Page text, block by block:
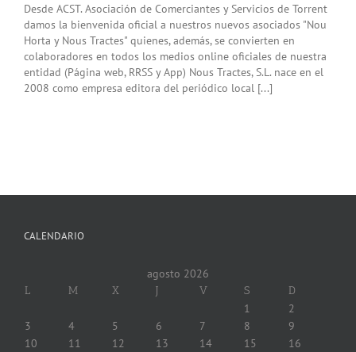
Desde ACST. Asociación de Comerciantes y Servicios de Torrent
damos la bienvenida oficial a nuestros nuevos asociados "Nou
Horta y Nous Tractes" quienes, además, se convierten en
colaboradores en todos los medios online oficiales de nuestra
entidad (Página web, RRSS y App) Nous Tractes, S.L. nace en el
2008 como empresa editora del periódico local [...]
CALENDARIO
agosto 2026
L M X J V S D
1
2
3
4 5 6 7 8
9
10
11 12 13 14 15
16